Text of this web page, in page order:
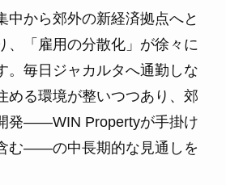
中から郊外の新経済拠点へと
、「雇用の分散化」が徐々に
。毎日ジャカルタへ通勤しな
める環境が整いつつあり、郊
発——WIN Propertyが手掛け
む——の中長期的な見通しを